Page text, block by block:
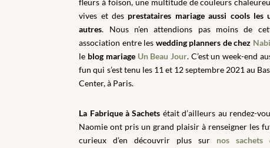
fleurs à foison, une multitude de couleurs
vives et des prestataires mariage aussi cools les
autres. Nous n’en attendions pas moins de
association entre les wedding planners de chez
le blog mariage Un Beau Jour. C’est un week-end
fun qui s’est tenu les 11 et 12 septembre 2021 au
Center, à Paris.
La Fabrique à Sachets était d’ailleurs au rendez-
Naomie ont pris un grand plaisir à renseigner les
curieux d’en découvrir plus sur nos sachets